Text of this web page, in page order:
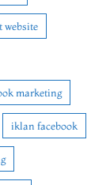
website
marketing
iklan facebook